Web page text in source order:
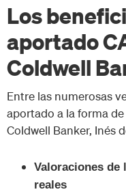
Los
aportado
Coldwell
Entre las numerosas
aportado a la forma
Coldwell Banker, Inés
Valoraciones de
reales